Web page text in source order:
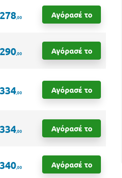
,00 Αγόρασέ το
,00 Αγόρασέ το
,00 Αγόρασέ το
,00 Αγόρασέ το
,00 Αγόρασέ το